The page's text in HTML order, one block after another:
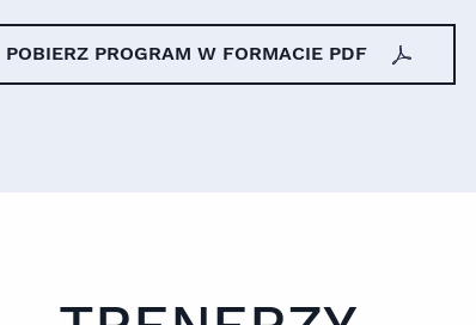
POBIERZ PROGRAM W FORMACIE PDF